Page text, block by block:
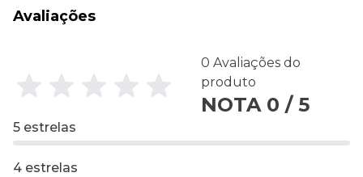
Avaliações
0 Avaliações do
produto
NOTA 0 / 5
5 estrelas
4 estrelas